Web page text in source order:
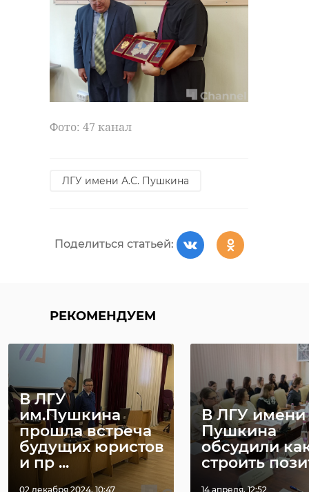
Фото: 47 канал
ЛГУ имени А.С. Пушкина
Поделиться статьей:
РЕКОМЕНДУЕМ
В ЛГУ
им.Пушкина
прошла встреча
будущих юристов
и пр ...
02 декабря 2024, 10:47
В ЛГУ имени
Пушкина
обсудили
строить
14 апреля, 12:52